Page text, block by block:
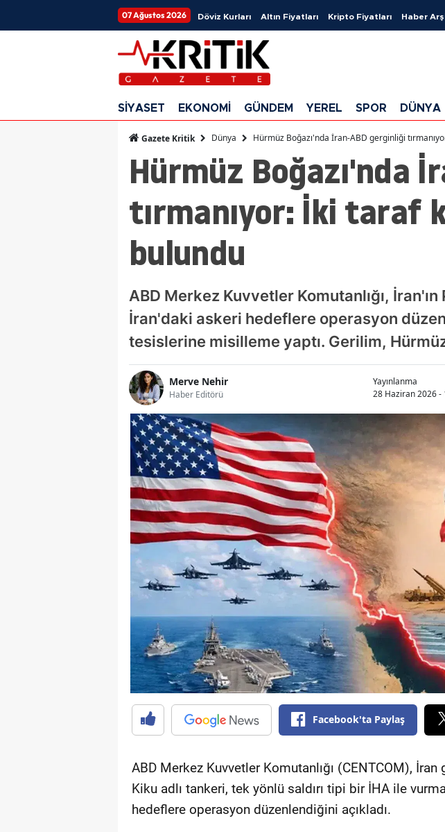
07 Ağustos 2026 Döviz Kurları Altın Fiyatları Kripto Fiyatları Haber
SİYASET EKONOMİ GÜNDEM YEREL SPOR DÜNYA
Gazete Kritik Dünya Hürmüz Boğazı'nda İran-ABD gerginliği
Hürmüz Boğazı'nda
tırmanıyor: İki taraf
bulundu
ABD Merkez Kuvvetler Komutanlığı,
İran'daki askeri hedeflere operasyon
tesislerine misilleme yaptı. Gerilim,
Merve Nehir
Haber Editörü
Yayınlanma
28 Haziran 2026 -
Facebook'ta Paylaş
ABD Merkez Kuvvetler Komutanlığı (CENTCOM),
Kiku adlı tankeri, tek yönlü saldırı tipi bir İHA ile
hedeflere operasyon düzenlendiğini açıkladı.